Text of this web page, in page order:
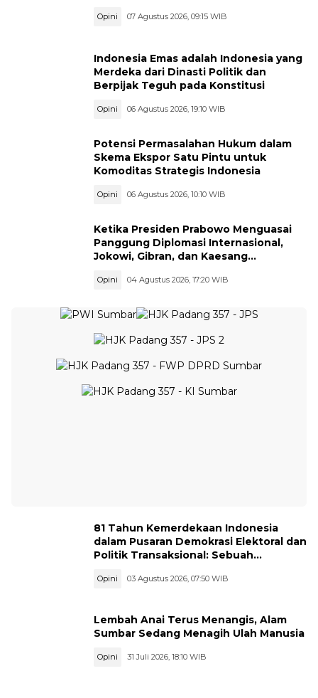
Opini 07 Agustus 2026, 09:15 WIB
Indonesia Emas adalah Indonesia yang
Merdeka dari Dinasti Politik dan
Berpijak Teguh pada Konstitusi
Opini 06 Agustus 2026, 19:10 WIB
Potensi Permasalahan Hukum dalam
Skema Ekspor Satu Pintu untuk
Komoditas Strategis Indonesia
Opini 06 Agustus 2026, 10:10 WIB
Ketika Presiden Prabowo Menguasai
Panggung Diplomasi Internasional,
Jokowi, Gibran, dan Kaesang
Opini 04 Agustus 2026, 17:20 WIB
81 Tahun Kemerdekaan Indonesia
dalam Pusaran Demokrasi Elektoral dan
Politik Transaksional: Sebuah
Opini 03 Agustus 2026, 07:50 WIB
Lembah Anai Terus Menangis, Alam
Sumbar Sedang Menagih Ulah Manusia
Opini 31 Juli 2026, 18:10 WIB